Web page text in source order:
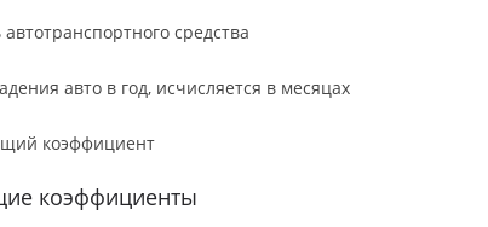
средства
авто в год, исчисляется в месяцах
коэффициент
коэффициенты